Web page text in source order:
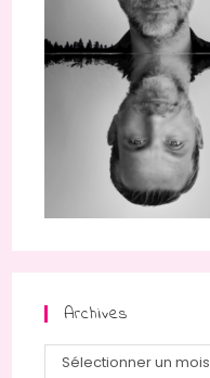
Archives
Archives
Sélectionner un mois